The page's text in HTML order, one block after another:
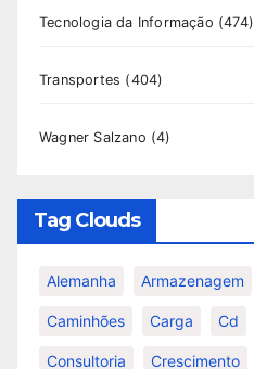
Tecnologia da Informação (474)
Transportes (404)
Wagner Salzano (4)
Tag Clouds
Alemanha Armazenagem
Caminhões Carga Cd
Consultoria Crescimento